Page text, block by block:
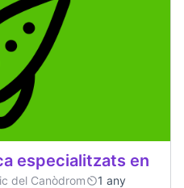
especialitzats en
del Canòdrom
1 any